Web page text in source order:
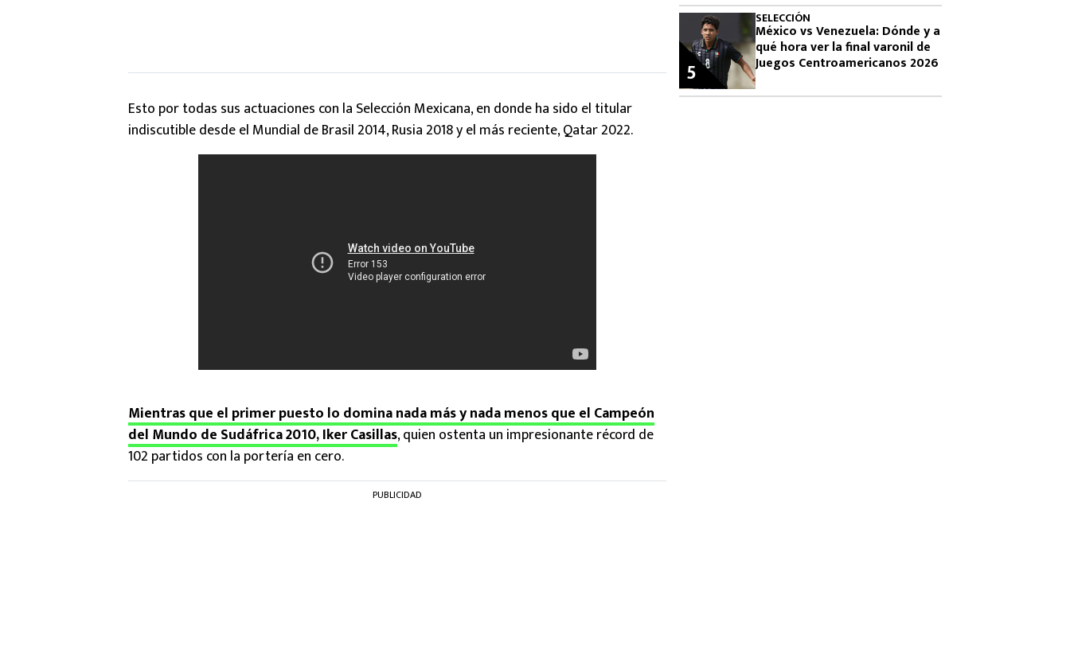
Esto por todas sus actuaciones con la Selección Mexicana, en donde ha sido el titular
indiscutible desde el Mundial de Brasil 2014, Rusia 2018 y el más reciente, Qatar 2022.
Mientras que el primer puesto lo domina nada más y nada menos que el Campeón
del Mundo de Sudáfrica 2010, Iker Casillas, quien ostenta un impresionante récord de
102 partidos con la portería en cero.
PUBLICIDAD
SELECCIÓN
México vs Venezuela: Dónde y a
qué hora ver la final varonil de
Juegos Centroamericanos 2026
5